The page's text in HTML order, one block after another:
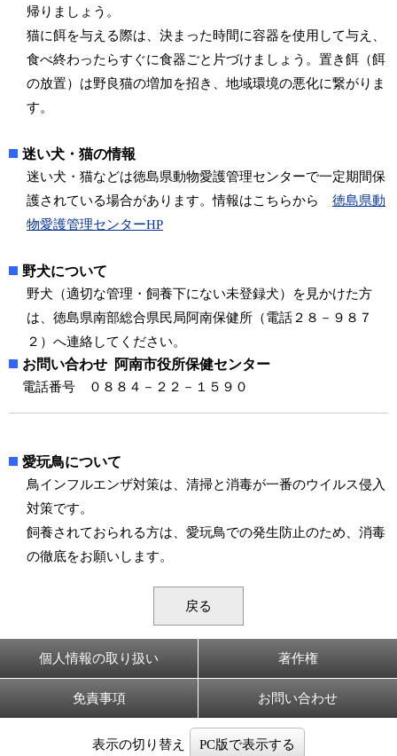
帰りましょう。
猫に餌を与える際は、決まった時間に容器を使用して与え、
食べ終わったらすぐに食器ごと片づけましょう。置き餌（餌
の放置）は野良猫の増加を招き、地域環境の悪化に繋がりま
す。
迷い犬・猫の情報
迷い犬・猫などは徳島県動物愛護管理センターで一定期間保
護されている場合があります。情報はこちらから 徳島県動
物愛護管理センターHP
野犬について
野犬（適切な管理・飼養下にない未登録犬）を見かけた方
は、徳島県南部総合県民局阿南保健所（電話２８－９８７
２）へ連絡してください。
お問い合わせ 阿南市役所保健センター
電話番号 ０８８４－２２－１５９０
愛玩鳥について
鳥インフルエンザ対策は、清掃と消毒が一番のウイルス侵入
対策です。
飼養されておられる方は、愛玩鳥での発生防止のため、消毒
の徹底をお願いします。
戻る
個人情報の取り扱い 著作権
免責事項 お問い合わせ
表示の切り替え PC版で表示する